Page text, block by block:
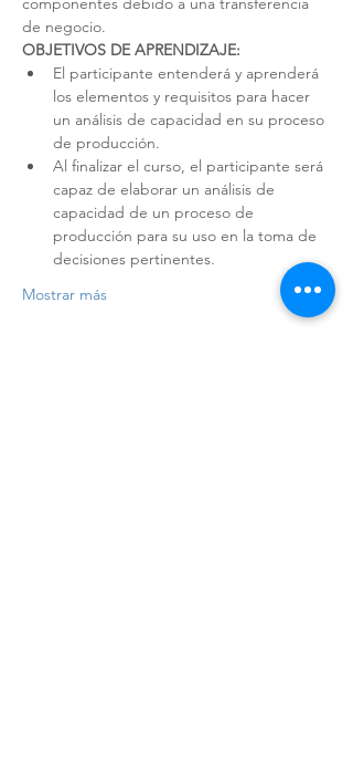
de negocio.
OBJETIVOS DE APRENDIZAJE:
El participante entenderá y aprenderá
los elementos y requisitos para hacer
un análisis de capacidad en su proceso
de producción.
Al finalizar el curso, el participante será
capaz de elaborar un análisis de
capacidad de un proceso de
producción para su uso en la toma de
decisiones pertinentes.
Mostrar más